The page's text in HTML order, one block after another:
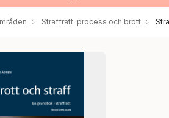
Straffrätt: process och brott